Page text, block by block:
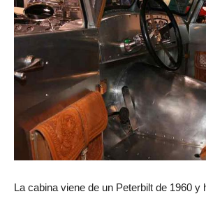
La cabina viene de un Peterbilt de 1960 y